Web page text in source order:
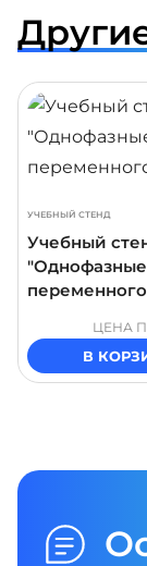
УЧЕБНЫЙ СТЕНД
Учебный
ЦЕНА
В